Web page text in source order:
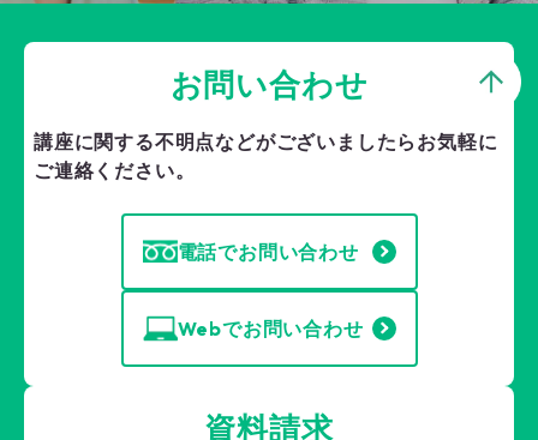
お問い合わせ
講座に関する不明点などがございましたら お気軽に
ご連絡ください。
電話でお問い合わせ
Webでお問い合わせ
資料請求